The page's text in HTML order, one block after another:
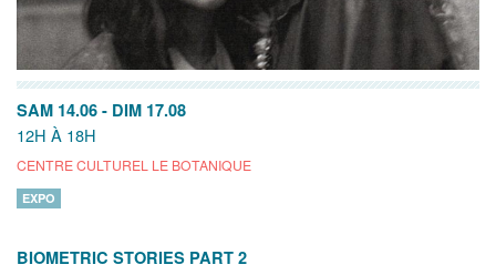
SAM 14.06 - DIM 17.08
12H À 18H
CENTRE CULTUREL LE BOTANIQUE
EXPO
BIOMETRIC STORIES PART 2